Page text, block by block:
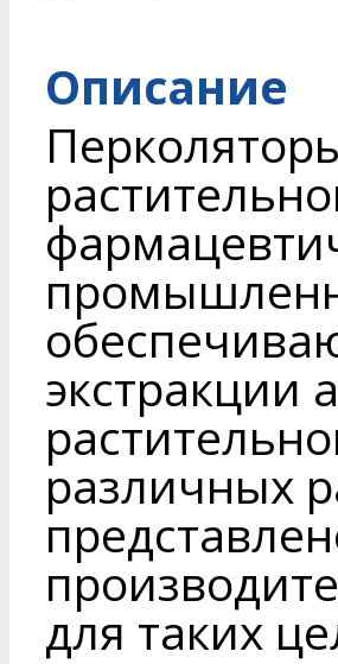
Описание
экстракции
различных
для таких